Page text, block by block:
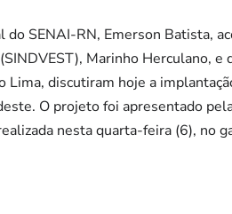
do SENAI-RN, Emerson Batista,
Marinho Herculano,
Lima, discutiram hoje a
O projeto foi apresentado
nesta quarta-feira (6), no